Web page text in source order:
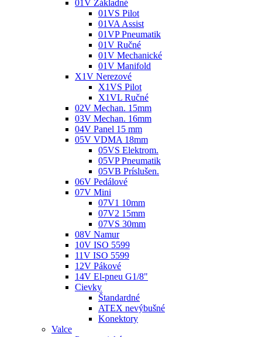
01V Základné
01VS Pilot
01VA Assist
01VP Pneumatik
01V Ručné
01V Mechanické
01V Manifold
X1V Nerezové
X1VS Pilot
X1VL Ručné
02V Mechan. 15mm
03V Mechan. 16mm
04V Panel 15 mm
05V VDMA 18mm
05VS Elektrom.
05VP Pneumatik
05VB Príslušen.
06V Pedálové
07V Mini
07V1 10mm
07V2 15mm
07VS 30mm
08V Namur
10V ISO 5599
11V ISO 5599
12V Pákové
14V El-pneu G1/8"
Cievky
Štandardné
ATEX nevýbušné
Konektory
Valce